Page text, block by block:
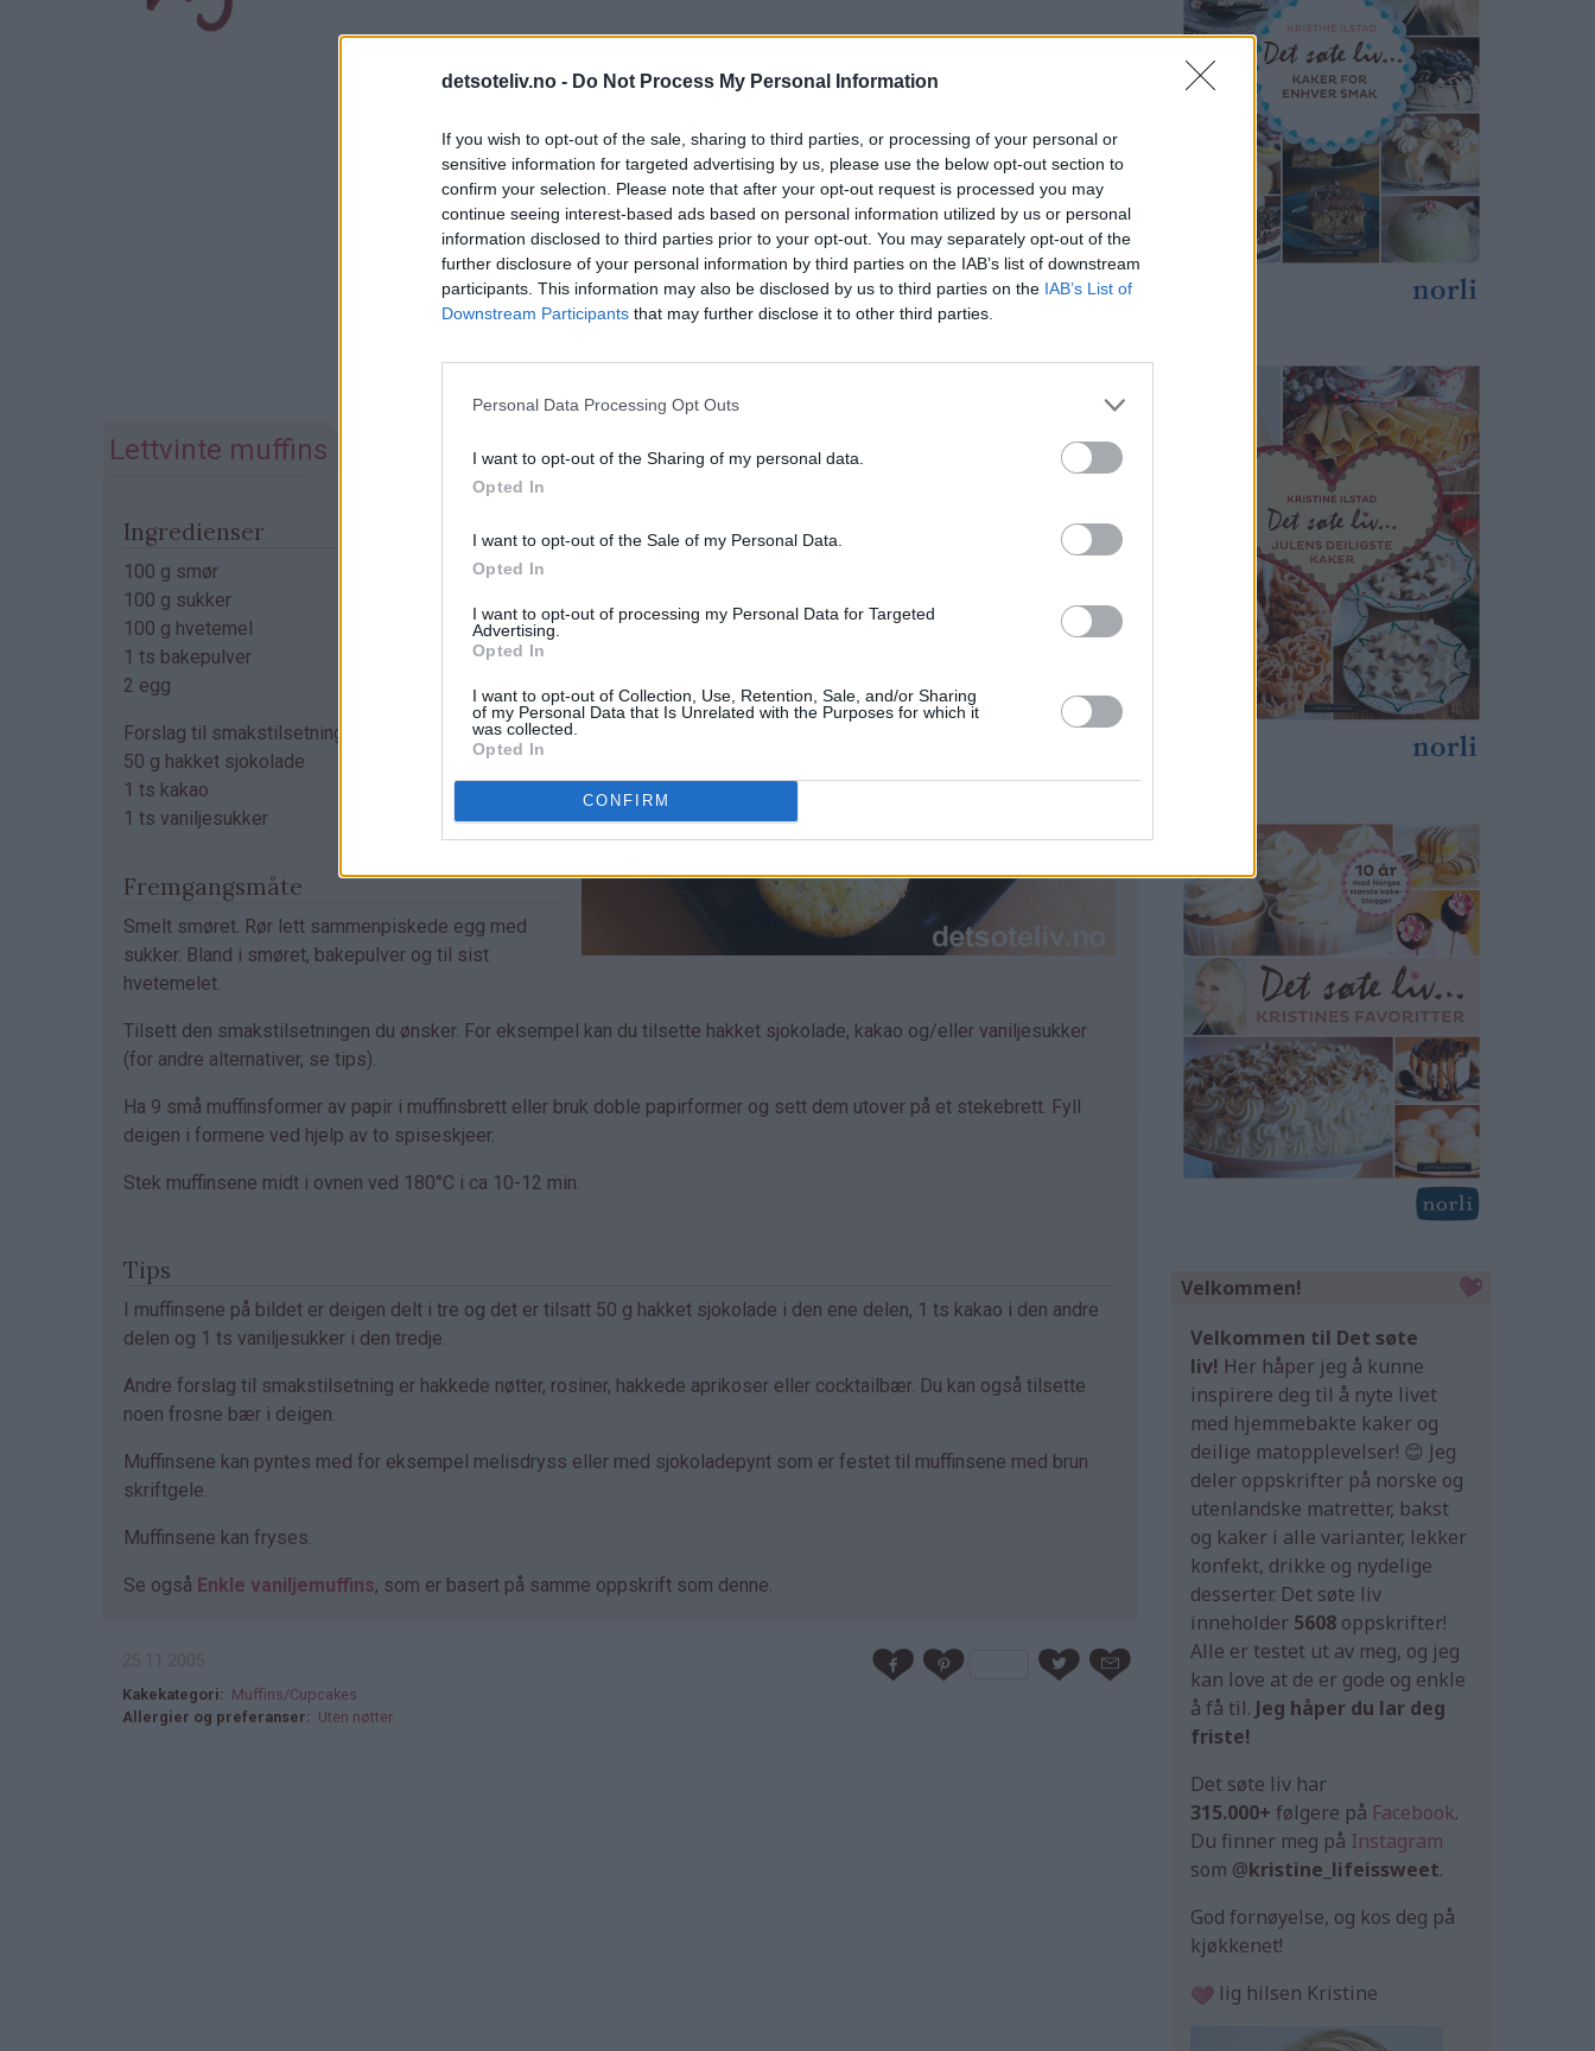
detsoteliv.no - Do Not Process My Personal Information
If you wish to opt-out of the sale, sharing to third parties, or processing of your personal or
sensitive information for targeted advertising by us, please use the below opt-out section to
confirm your selection. Please note that after your opt-out request is processed you may
continue seeing interest-based ads based on personal information utilized by us or personal
information disclosed to third parties prior to your opt-out. You may separately opt-out of the
further disclosure of your personal information by third parties on the IAB’s list of downstream
participants. This information may also be disclosed by us to third parties on the IAB’s List of
Downstream Participants that may further disclose it to other third parties.
Personal Data Processing Opt Outs
I want to opt-out of the Sharing of my personal data.
Opted In
I want to opt-out of the Sale of my Personal Data.
Opted In
I want to opt-out of processing my Personal Data for Targeted
Advertising.
Opted In
I want to opt-out of Collection, Use, Retention, Sale, and/or Sharing
of my Personal Data that Is Unrelated with the Purposes for which it
was collected.
Opted In
CONFIRM
print
Lettvinte muffins
Ingredienser
100 g smør
100 g sukker
100 g hvetemel
1 ts bakepulver
2 egg
Forslag til smakstilsetning:
50 g hakket sjokolade
1 ts kakao
1 ts vaniljesukker
Fremgangsmåte
Smelt smøret. Rør lett sammenpiskede egg med
sukker. Bland i smøret, bakepulver og til sist
hvetemelet.
Tilsett den smakstilsetningen du ønsker. For eksempel kan du tilsette hakket sjokolade, kakao og/eller vaniljesukker
(for andre alternativer, se tips).
Ha 9 små muffinsformer av papir i muffinsbrett eller bruk doble papirformer og sett dem utover på et stekebrett. Fyll
deigen i formene ved hjelp av to spiseskjeer.
Stek muffinsene midt i ovnen ved 180°C i ca 10-12 min.
Tips
I muffinsene på bildet er deigen delt i tre og det er tilsatt 50 g hakket sjokolade i den ene delen, 1 ts kakao i den andre
delen og 1 ts vaniljesukker i den tredje.
Andre forslag til smakstilsetning er hakkede nøtter, rosiner, hakkede aprikoser eller cocktailbær. Du kan også tilsette
noen frosne bær i deigen.
Muffinsene kan pyntes med for eksempel melisdryss eller med sjokoladepynt som er festet til muffinsene med brun
skriftgele.
Muffinsene kan fryses.
Se også Enkle vaniljemuffins, som er basert på samme oppskrift som denne.
Kakekategori
Muffins/Cupcakes
Allergier og preferanser
Uten nøtter
Velkommen!
Velkommen til Det søte
liv! Her håper jeg å kunne
inspirere deg til å nyte livet
med hjemmebakte kaker og
deilige matopplevelser! 😊 Jeg
deler oppskrifter på norske og
utenlandske matretter, bakst
og kaker i alle varianter, lekker
konfekt, drikke og nydelige
desserter. Det søte liv
inneholder 5608 oppskrifter!
Alle er testet ut av meg, og jeg
kan love at de er gode og enkle
å få til. Jeg håper du lar deg
friste!
Det søte liv har
315.000+ følgere på Facebook.
Du finner meg på Instagram
som @kristine_lifeissweet.
God fornøyelse, og kos deg på
kjøkkenet!
lig hilsen Kristine